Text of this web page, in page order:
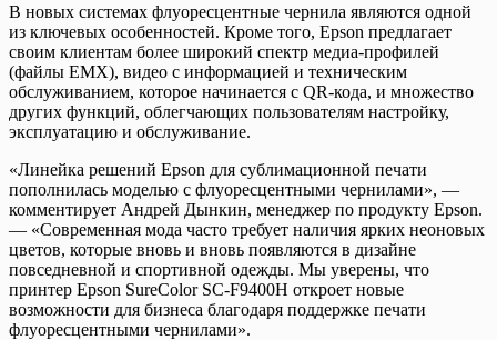
В новых системах флуоресцентные чернила являются одной
из ключевых особенностей. Кроме того, Epson предлагает
своим клиентам более широкий спектр медиа-профилей
(файлы EMX), видео с информацией и техническим
обслуживанием, которое начинается с QR-кода, и множество
других функций, облегчающих пользователям настройку,
эксплуатацию и обслуживание.
«Линейка решений Epson для сублимационной печати
пополнилась моделью с флуоресцентными чернилами», —
комментирует Андрей Дынкин, менеджер по продукту Epson.
— «Современная мода часто требует наличия ярких неоновых
цветов, которые вновь и вновь появляются в дизайне
повседневной и спортивной одежды. Мы уверены, что
принтер Epson SureColor SC-F9400H откроет новые
возможности для бизнеса благодаря поддержке печати
флуоресцентными чернилами».